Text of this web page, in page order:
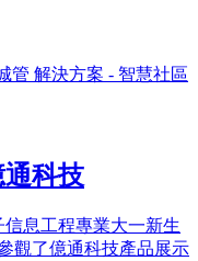
管 解決方案 - 智慧社區
科技
息工程專業大一新生
觀了億通科技產品展示